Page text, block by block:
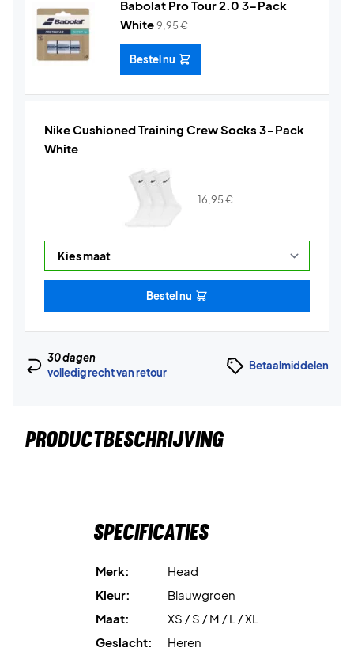
Babolat Pro Tour 2.0 3-Pack
White9,95€
Bestel nu
Nike Cushioned Training Crew Socks 3-Pack
White
16,95€
Bestel nu
30 dagen
volledig recht van retour
Betaalmiddelen
PRODUCTBESCHRIJVING
Specificaties
Merk:
Head
Kleur:
Blauwgroen
Maat:
XS / S / M / L / XL
Geslacht:
Heren